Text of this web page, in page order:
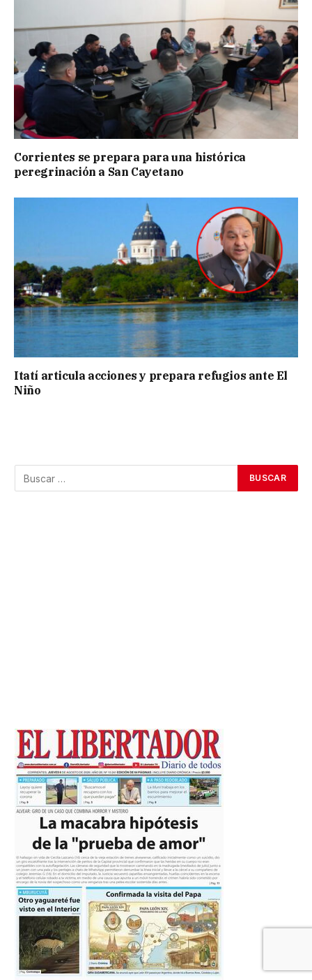
Corrientes se prepara para una histórica
peregrinación a San Cayetano
Itatí articula acciones y prepara refugios ante El
Niño